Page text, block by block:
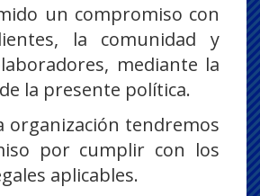
un compromiso con
la comunidad y
mediante la
la presente política.
organización tendremos
por cumplir con los
aplicables.